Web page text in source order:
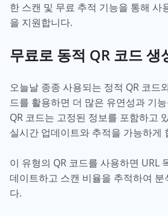
한 스캔 및 무료 추적 기능을 통해 사
을 지원합니다.
무료로 동적 QR 코드 생
오늘날 종종 사용되는 정적 QR 코드
드를 활용하면 더 많은 유연성과 기
QR 코드는 고정된 정보를 포함하고
실시간 업데이트와 추적을 가능하게
이 유형의 QR 코드를 사용하면 URL
데이트하고 스캔 비율을 추적하여 분
다.